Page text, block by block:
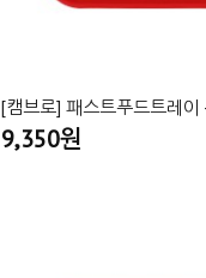
[캠브로] 패스트푸드트레이
9,350원